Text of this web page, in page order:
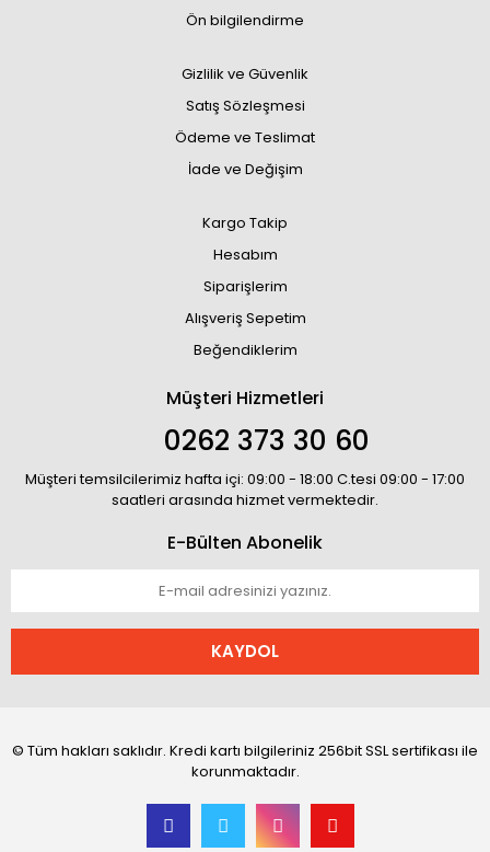
Ön bilgilendirme
Gizlilik ve Güvenlik
Satış Sözleşmesi
Ödeme ve Teslimat
İade ve Değişim
Kargo Takip
Hesabım
Siparişlerim
Alışveriş Sepetim
Beğendiklerim
Müşteri Hizmetleri
0262 373 30 60
Müşteri temsilcilerimiz hafta içi: 09:00 - 18:00 C.tesi 09:00 - 17:00
saatleri arasında hizmet vermektedir.
E-Bülten Abonelik
KAYDOL
© Tüm hakları saklıdır. Kredi kartı bilgileriniz 256bit SSL sertifikası ile
korunmaktadır.